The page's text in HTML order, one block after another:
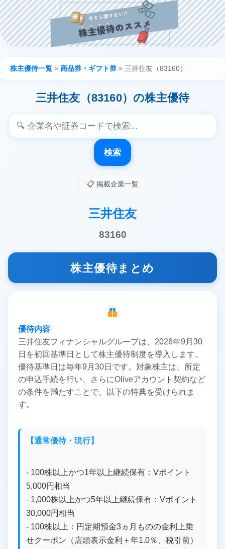
株主優待一覧 > 商品券・ギフト券 > 三井住友（83160）
三井住友（83160）の株主優待
検索
📋 掲載企業一覧
三井住友
83160
株主優待まとめ
優待内容
三井住友フィナンシャルグループは、2026年9月30
日を初回基準日として株主優待制度を導入します。
優待基準日は毎年9月30日です。対象株主は、所定
の申込手続を行い、さらにOliveアカウント契約など
の条件を満たすことで、以下の特典を受けられま
す。
【通常優待・現行】
- 100株以上かつ1年以上継続保有：Vポイント
5,000円相当
- 1,000株以上かつ5年以上継続保有：Vポイント
30,000円相当
- 100株以上：円定期預金3ヵ月ものの金利上乗
せクーポン（店頭表示金利＋年1.0％、税引前）